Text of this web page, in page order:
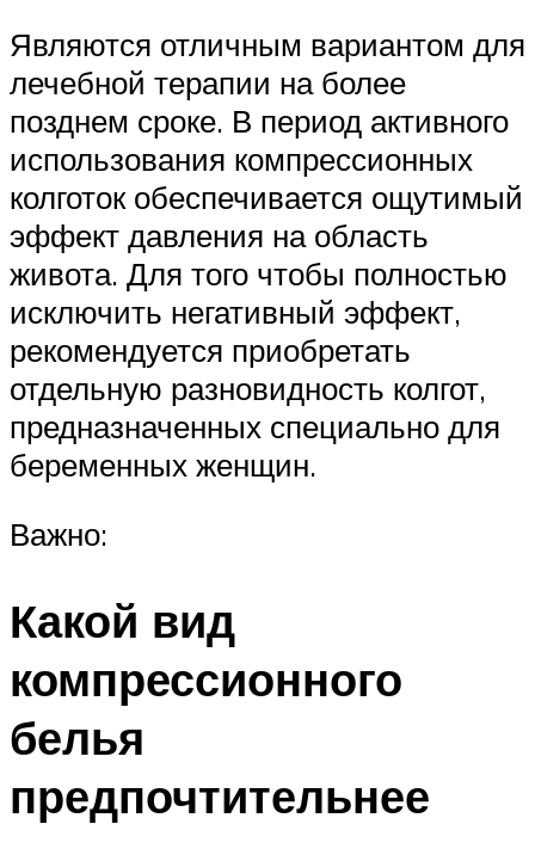
Являются отличным вариантом для
лечебной терапии на более
позднем сроке. В период активного
использования компрессионных
колготок обеспечивается ощутимый
эффект давления на область
живота. Для того чтобы полностью
исключить негативный эффект,
рекомендуется приобретать
отдельную разновидность колгот,
предназначенных специально для
беременных женщин.
Важно:
Какой вид
компрессионного
белья
предпочтительнее